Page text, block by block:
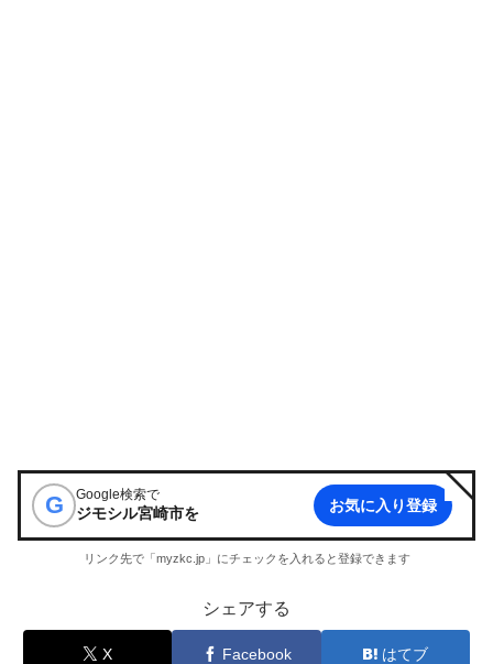
G Google検索で
ジモシル宮崎市を お気に入り登録
リンク先で「myzkc.jp」にチェックを入れると登録できます
シェアする
X Facebook はてブ